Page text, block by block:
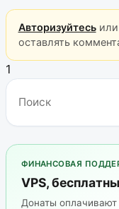
Авторизуйтесьили
оставлять
1
ФИНАНСОВАЯ
VPS,
Донаты оплачивают